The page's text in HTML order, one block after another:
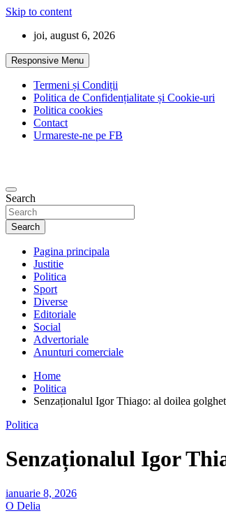
Skip to content
joi, august 6, 2026
Responsive Menu
Termeni și Condiții
Politica de Confidențialitate și Cookie-uri
Politica cookies
Contact
Urmareste-ne pe FB
Search
Search
Pagina principala
Justitie
Politica
Sport
Diverse
Editoriale
Social
Advertoriale
Anunturi comerciale
Home
Politica
Senzaționalul Igor Thiago: al doilea
Politica
Senzaționalul Igor
ianuarie 8, 2026
O Delia